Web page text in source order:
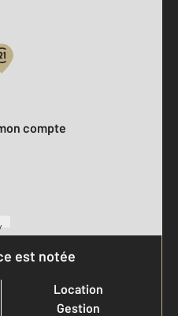
compte
est notée
Location
Gestion